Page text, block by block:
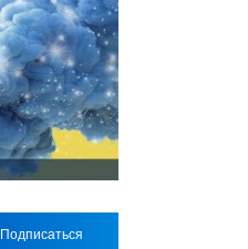
Подписаться